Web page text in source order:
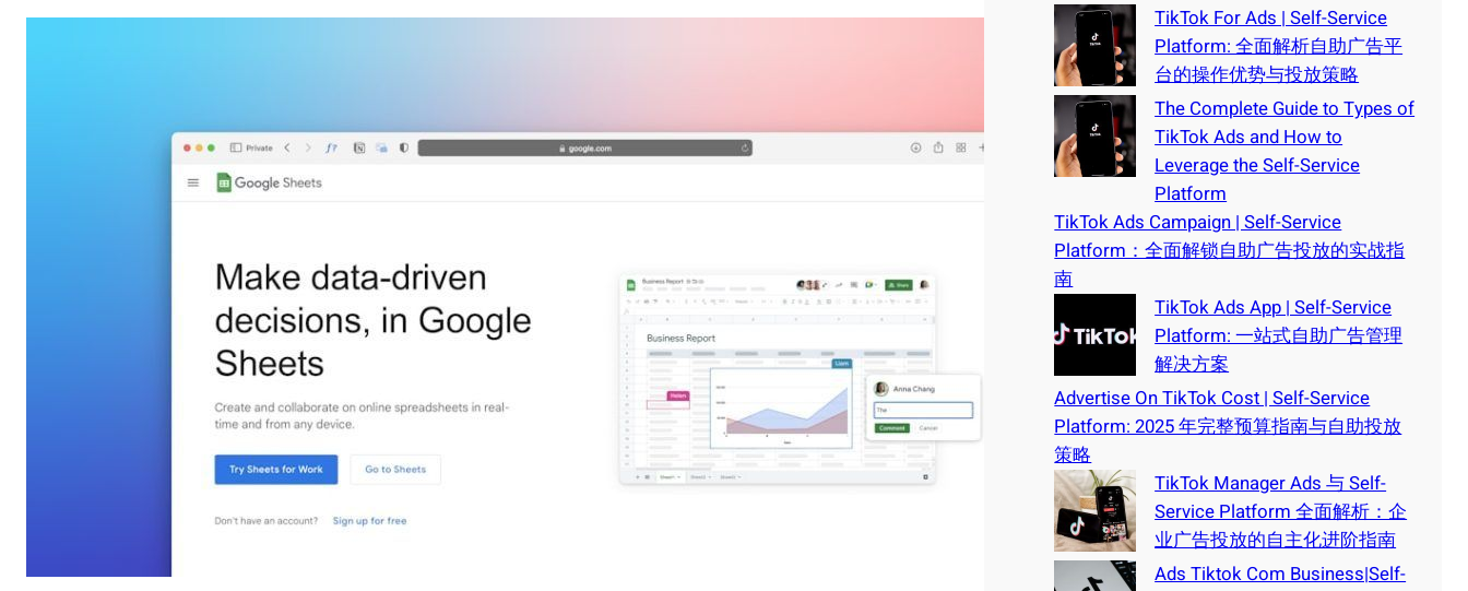
TikTok For Ads | Self-Service
Platform: 全面解析自助广告平
台的操作优势与投放策略
The Complete Guide to Types of
TikTok Ads and How to
Leverage the Self-Service
Platform
TikTok Ads Campaign | Self-Service
Platform：全面解锁自助广告投放的实战指
南
TikTok Ads App | Self-Service
Platform: 一站式自助广告管理
解决方案
Advertise On TikTok Cost | Self-Service
Platform: 2025 年完整预算指南与自助投放
策略
TikTok Manager Ads 与 Self-
Service Platform 全面解析：企
业广告投放的自主化进阶指南
Ads Tiktok Com Business|Self-